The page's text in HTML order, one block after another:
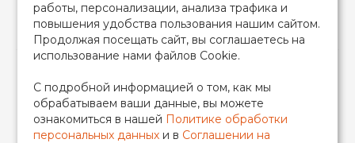
2026 © TIM (ТИМ) Инженерная сантехника, Все права
защищены
ИП Гончаренко Надежда Николаевна
500708528433/319500700011740
работы, персонализации, анализа трафика и
повышения удобства пользования нашим сайтом.
Продолжая посещать сайт, вы соглашаетесь на
использование нами файлов Cookie.
С подробной информацией о том, как мы
обрабатываем ваши данные, вы можете
ознакомиться в нашей Политике обработки
персональных данных и в Соглашении на